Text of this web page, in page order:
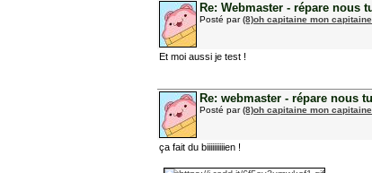
Re: Webmaster - répare nous
Posté par(8)oh capitaine mon
Et moi aussi je test !
Re: webmaster - répare nous
Posté par(8)oh capitaine mon
ça fait du biiiiiiiiiien !